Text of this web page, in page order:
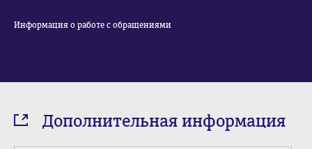
Информация о работе с обращениями
Дополнительная информация